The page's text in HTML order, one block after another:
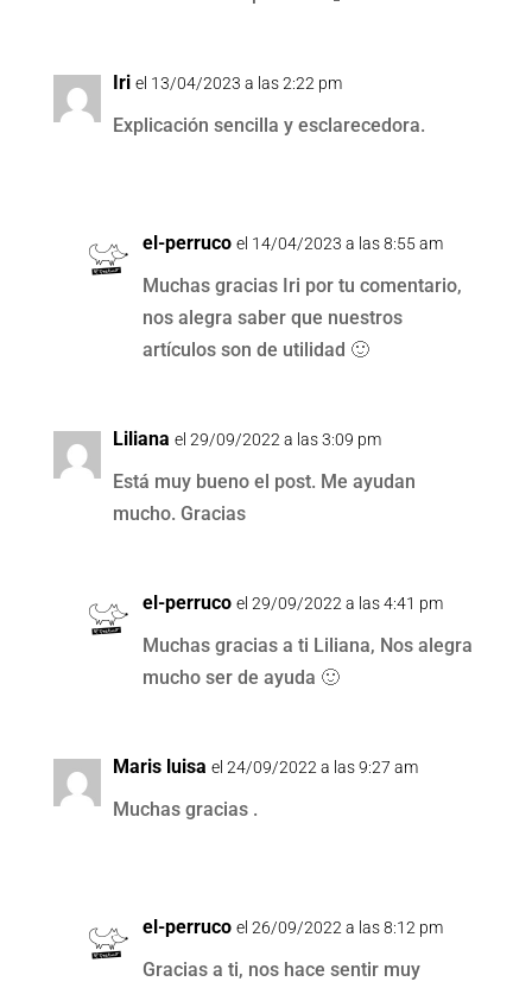
Iri el 13/04/2023 a las 2:22 pm
Explicación sencilla y esclarecedora.
el-perruco el 14/04/2023 a las 8:55 am
Muchas gracias Iri por tu comentario,
nos alegra saber que nuestros
artículos son de utilidad 🙂
Liliana el 29/09/2022 a las 3:09 pm
Está muy bueno el post. Me ayudan
mucho. Gracias
el-perruco el 29/09/2022 a las 4:41 pm
Muchas gracias a ti Liliana, Nos alegra
mucho ser de ayuda 🙂
Maris luisa el 24/09/2022 a las 9:27 am
Muchas gracias .
el-perruco el 26/09/2022 a las 8:12 pm
Gracias a ti, nos hace sentir muy